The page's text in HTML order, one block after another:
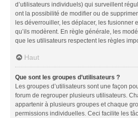
d’utilisateurs individuels) qui surveillent
ont la possibilité de modifier ou de
les déverrouiller, les déplacer, les fusionner
qu’ils modèrent. En règle générale, les
que les utilisateurs respectent les règles
Haut
Que sont les groupes d’utilisateurs ?
Les groupes d’utilisateurs sont une façon
forum de regrouper plusieurs utilisateurs.
appartenir à plusieurs groupes et chaque
permissions individuelles. Ceci facilite les